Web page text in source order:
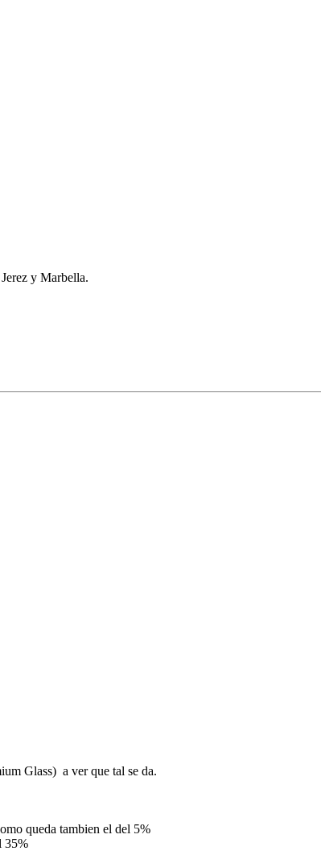
y Marbella.
Glass) a ver que tal se da.
queda tambien el del 5%
35%